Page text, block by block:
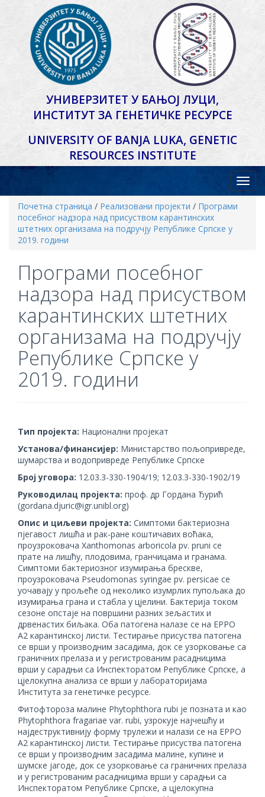
УНИВЕРЗИТЕТ У БАЊОЈ ЛУЦИ,
ИНСТИТУТ ЗА ГЕНЕТИЧКЕ РЕСУРСЕ
UNIVERSITY OF BANJA LUKA, GENETIC
RESOURCES INSTITUTE
Почетна страница / Реализовани пројекти / Програми
посебног надзора над присуством карантинских
штетних организама на подручју Републике Српске у
2019. години
Програми посебног
надзора над присуством
карантинских штетних
организама на подручју
Републике Српске у
2019. години
Тип пројекта: Национални пројекат
Установа/финансијер: Министарство пољопривреде,
шумарства и водопривреде Републике Српске
Број уговора: 12.03.3-330-1904/19; 12.03.3-330-1902/19
Руководилац пројекта: проф. др Гордана Ђурић
(gordana.djuric@igr.unibl.org)
Опис и циљеви пројекта: Симптоми бактериозна
пјегавост лишћа и рак-ране коштичавих воћака,
проузроковача Xanthomonas arboricola pv. pruni се
прате на лишћу, плодовима, гранчицама и гранама.
Симптоми бактериозног изумирања брескве,
проузроковача Pseudomonas syringae pv. persicae се
уочавају у прољеће од неколико изумрлих пупољака до
изумирања грана и стабла у цјелини. Бактерија током
сезоне опстаје на површини разних зељастих и
дрвенастих биљака. Оба патогена налазе се на EPPO
A2 карантинској листи. Тестирање присуства патогена
се врши у производним засадима, док се узорковање са
граничних прелаза и у регистрованим расадницима
врши у сарадњи са Инспекторатом Републике Српске, а
цјелокупна анализа се врши у лабораторијама
Института за генетичке ресурсе.
Фитофтороза малине Phytophthora rubi је позната и као
Phytophthora fragariae var. rubi, узрокује најчешћу и
најдеструктивнију форму трулежи и налази се на EPPO
A2 карантинској листи. Тестирање присуства патогена
се врши у производним засадима малине, купине и
шумске јагоде, док се узорковање са граничних прелаза
и у регистрованим расадницима врши у сарадњи са
Инспекторатом Републике Српске, а цјелокупна